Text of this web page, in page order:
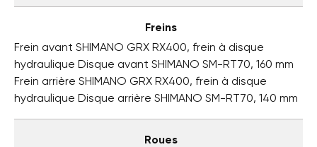
Freins
Frein avant SHIMANO GRX RX400, frein à disque
hydraulique Disque avant SHIMANO SM-RT70, 160 mm
Frein arrière SHIMANO GRX RX400, frein à disque
hydraulique Disque arrière SHIMANO SM-RT70, 140 mm
Roues